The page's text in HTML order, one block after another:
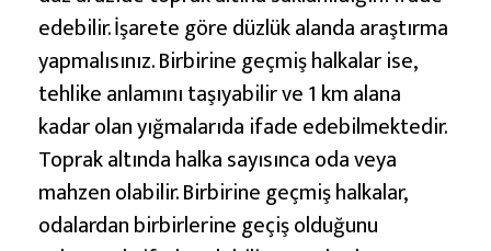
edebilir. İşarete göre düzlük alanda araştırma
yapmalısınız. Birbirine geçmiş halkalar ise,
tehlike anlamını taşıyabilir ve 1 km alana
kadar olan yığmalarıda ifade edebilmektedir.
Toprak altında halka sayısınca oda veya
mahzen olabilir. Birbirine geçmiş halkalar,
odalardan birbirlerine geçiş olduğunu